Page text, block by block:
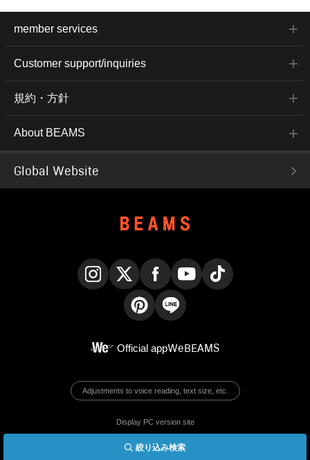
絞り込み検索
member services
Customer support/inquiries
規約・方針
About BEAMS
Global Website
Official appWeBEAMS
Adjustments to voice reading, text size, etc.
Display PC version site
© BEAMS Co., Ltd.